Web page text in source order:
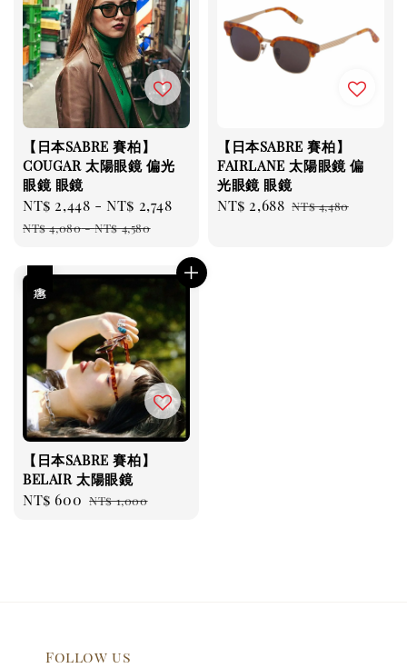
【日本SABRE 賽柏】
COUGAR 太陽眼鏡 偏光
眼鏡 眼鏡
Sale
price
NT$ 2,448 -NT$ 2,748
Regular
NT$ 4,080-NT$ 4,580
【日本SABRE 賽柏】
FAIRLANE 太陽眼鏡 偏
光眼鏡 眼鏡
Sale
NT$ 2,688 Regular
NT$ 4,480
【日本SABRE 賽柏】
BELAIR 太陽眼鏡
Sale
NT$ 600 Regular
NT$ 1,000
Follow us